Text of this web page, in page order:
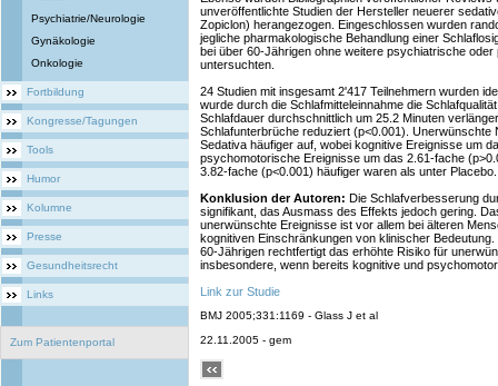
Psychiatrie/Neurologie
Gynäkologie
Onkologie
Fortbildung
Kongresse/Tagungen
Tools
Humor
Kolumne
Presse
Gesundheitsrecht
Links
Zum Patientenportal
unveröffentlichte Studien der Hersteller neuerer
Zopiclon) herangezogen. Eingeschlossen wurden
jegliche pharmakologische Behandlung einer
bei über 60-Jährigen ohne weitere psychiatrische
untersuchten.
24 Studien mit insgesamt 2'417 Teilnehmern wurden
wurde durch die Schlafmitteleinnahme die
Schlafdauer durchschnittlich um 25.2 Minuten
Schlafunterbrüche reduziert (p<0.001). Unerwünschte
Sedativa häufiger auf, wobei kognitive Ereignisse um
psychomotorische Ereignisse um das 2.61-fache
3.82-fache (p<0.001) häufiger waren als unter Placebo.
Konklusion der Autoren: Die Schlafverbesserung
signifikant, das Ausmass des Effekts jedoch gering.
unerwünschte Ereignisse ist vor allem bei älteren
kognitiven Einschränkungen von klinischer
60-Jährigen rechtfertigt das erhöhte Risiko für
insbesondere, wenn bereits kognitive und
Link zur Studie
BMJ 2005;331:1169 - Glass J et al
22.11.2005 - gem